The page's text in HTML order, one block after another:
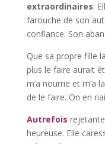
extraordinaires.
farouche de son
confiance. Son
Que sa propre fille
plus le faire aurait
m’a nourrie et m’a
de le faire. On en
Autrefois
heureuse. Elle